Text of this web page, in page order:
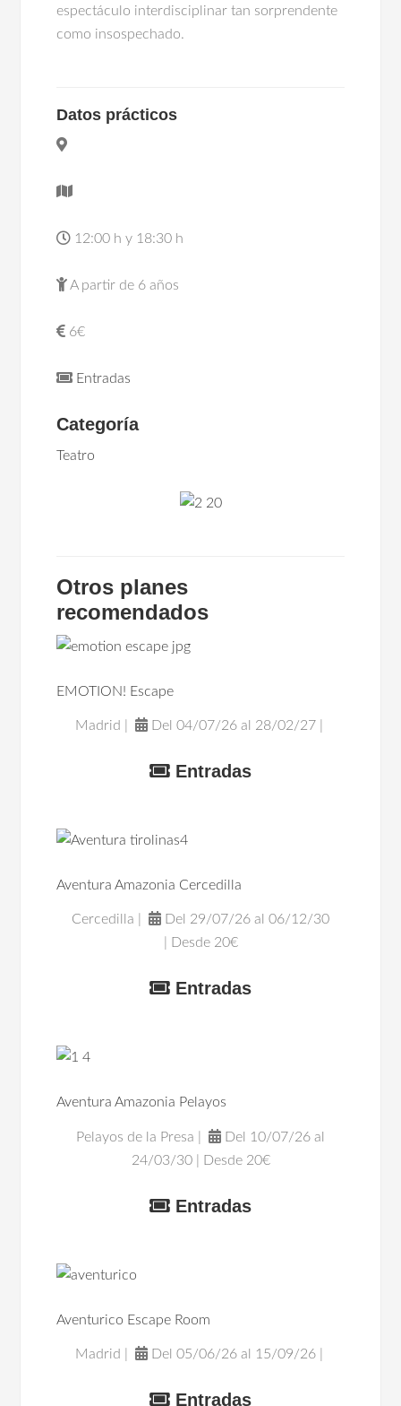
espectáculo interdisciplinar tan sorprendente
como insospechado.
Datos prácticos
12:00 h y 18:30 h
A partir de 6 años
6€
Entradas
Categoría
Teatro
Otros planes
recomendados
EMOTION! Escape
Madrid | Del 04/07/26 al 28/02/27 |
Entradas
Aventura Amazonia Cercedilla
Cercedilla |
Del 29/07/26 al 06/12/30
| Desde 20€
Entradas
Aventura Amazonia Pelayos
Pelayos de la Presa |
Del 10/07/26 al
24/03/30 | Desde 20€
Entradas
Aventurico Escape Room
Madrid | Del 05/06/26 al 15/09/26 |
Entradas